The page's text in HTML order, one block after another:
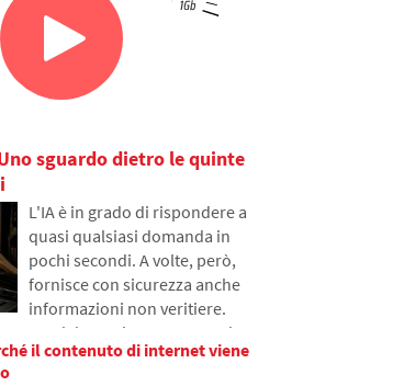
sguardo dietro le quinte
L'IA è in grado di rispondere a
quasi qualsiasi domanda in
pochi secondi. A volte, però,
fornisce con sicurezza anche
informazioni non veritiere.
Perché accade e cosa sono le
cosiddette allucinazioni
il contenuto di internet viene